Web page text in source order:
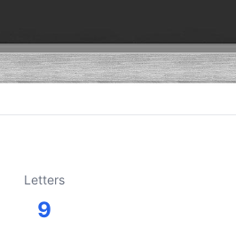
Letters
9